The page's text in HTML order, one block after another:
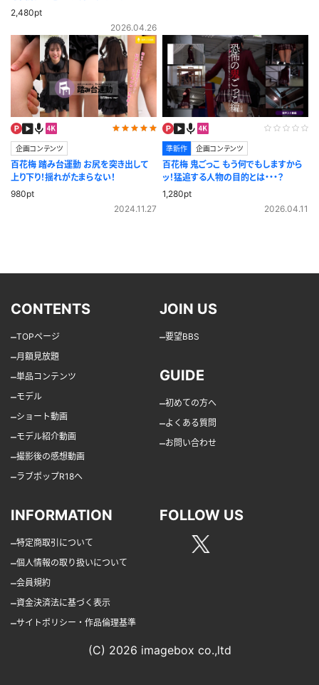
いカラダと綿パンツ♪
2,480pt
2026.04.26
企画コンテンツ
百花梅 踏み台運動 お尻を突き出して
上り下り！揺れがたまらない！
980pt
2024.11.27
準新作 企画コンテンツ
百花梅 鬼ごっこ もう何でもしますから
ッ！猛追する人物の目的とは・・・？
1,280pt
2026.04.11
CONTENTS
–TOPページ
–月額見放題
–単品コンテンツ
–モデル
–ショート動画
–モデル紹介動画
–撮影後の感想動画
–ラブポップR18へ
JOIN US
–要望BBS
GUIDE
–初めての方へ
–よくある質問
–お問い合わせ
INFORMATION
–特定商取引について
–個人情報の取り扱いについて
–会員規約
–資金決済法に基づく表示
–サイトポリシー・作品倫理基準
FOLLOW US
(C) 2026 imagebox co.,ltd